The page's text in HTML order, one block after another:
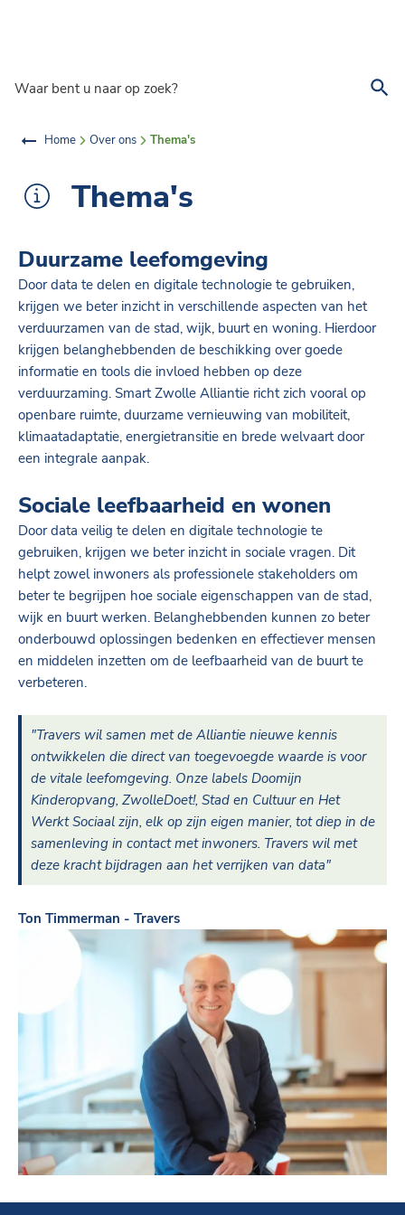
Home Over ons Thema's
Thema's
Duurzame leefomgeving
Door data te delen en digitale technologie te gebruiken,
krijgen we beter inzicht in verschillende aspecten van het
verduurzamen van de stad, wijk, buurt en woning. Hierdoor
krijgen belanghebbenden de beschikking over goede
informatie en tools die invloed hebben op deze
verduurzaming. Smart Zwolle Alliantie richt zich vooral op
openbare ruimte, duurzame vernieuwing van mobiliteit,
klimaatadaptatie, energietransitie en brede welvaart door
een integrale aanpak.
Sociale leefbaarheid en wonen
Door data veilig te delen en digitale technologie te
gebruiken, krijgen we beter inzicht in sociale vragen. Dit
helpt zowel inwoners als professionele stakeholders om
beter te begrijpen hoe sociale eigenschappen van de stad,
wijk en buurt werken. Belanghebbenden kunnen zo beter
onderbouwd oplossingen bedenken en effectiever mensen
en middelen inzetten om de leefbaarheid van de buurt te
verbeteren.
Gehighlighte tekst:
"Travers wil samen met de Alliantie nieuwe kennis
ontwikkelen die direct van toegevoegde waarde is voor
de vitale leefomgeving. Onze labels Doomijn
Kinderopvang, ZwolleDoet!, Stad en Cultuur en Het
Werkt Sociaal zijn, elk op zijn eigen manier, tot diep in de
samenleving in contact met inwoners. Travers wil met
deze kracht bijdragen aan het verrijken van data"
Ton Timmerman - Travers